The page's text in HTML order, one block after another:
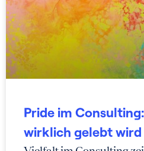
Pride im
wirklich gelebt wird